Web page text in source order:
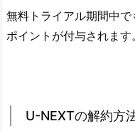
無料トライアル期間中
ポイントが付与されます。
U-NEXTの解約方